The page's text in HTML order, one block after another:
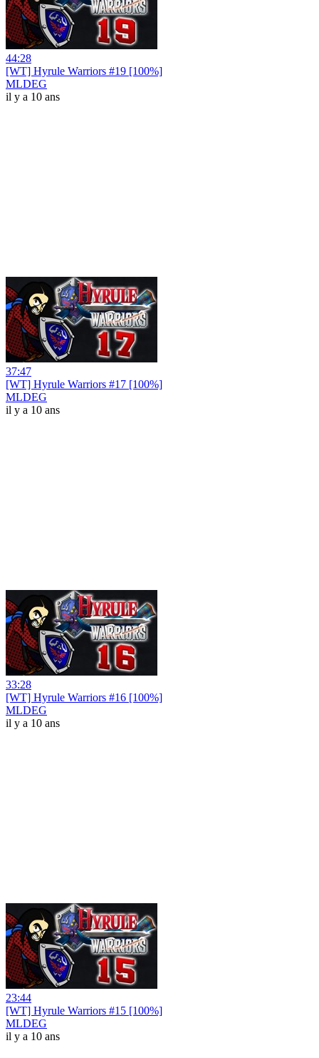
44:28
[WT] Hyrule Warriors #19 [100%]
MLDEG
il y a 10 ans
37:47
[WT] Hyrule Warriors #17 [100%]
MLDEG
il y a 10 ans
33:28
[WT] Hyrule Warriors #16 [100%]
MLDEG
il y a 10 ans
23:44
[WT] Hyrule Warriors #15 [100%]
MLDEG
il y a 10 ans